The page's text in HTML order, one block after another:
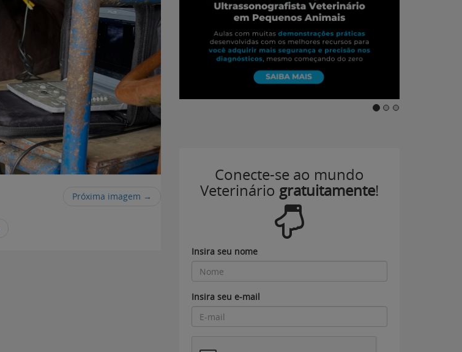
Próxima imagem →
Conecte-se ao mundo
Veterinário gratuitamente!
Insira seu nome
Insira seu e-mail